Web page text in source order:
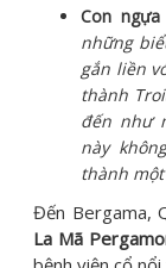
Con
những
gắn liền
thành
đến như
này
thành
Đến Bergama,
La Mã